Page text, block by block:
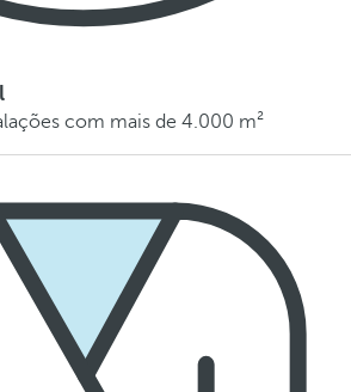
com mais de 4.000 m²